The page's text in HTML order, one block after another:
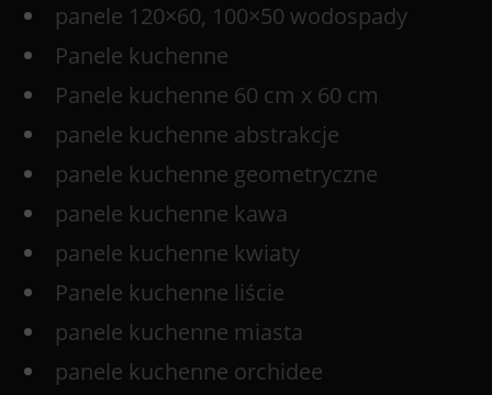
panele 120×60, 100×50 wodospady
Panele kuchenne
Panele kuchenne 60 cm x 60 cm
panele kuchenne abstrakcje
panele kuchenne geometryczne
panele kuchenne kawa
panele kuchenne kwiaty
Panele kuchenne liście
panele kuchenne miasta
panele kuchenne orchidee